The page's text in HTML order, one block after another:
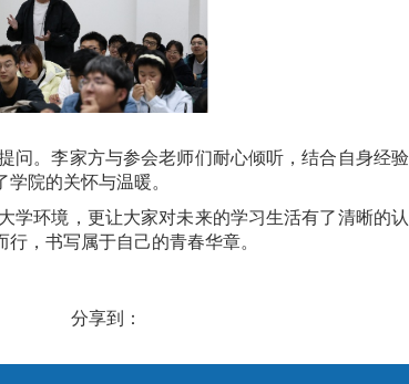
问。李家方与参会老师们耐心倾听，结合自身经验
院的关怀与温暖。
学环境，更让大家对未来的学习生活有了清晰的认
，书写属于自己的青春华章。
分享到：